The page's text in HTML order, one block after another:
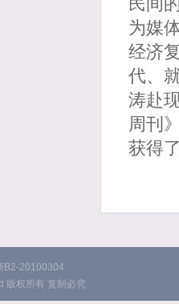
为媒
经济
代、
涛赴
周刊
获得
B2-20100304
版权所有 复制必究